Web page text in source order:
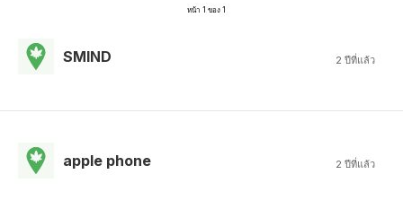
หน้า 1 ของ 1
SMIND 2 ปีที่แล้ว
apple phone 2 ปีที่แล้ว